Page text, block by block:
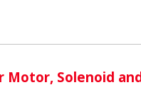
Motor, Solenoid